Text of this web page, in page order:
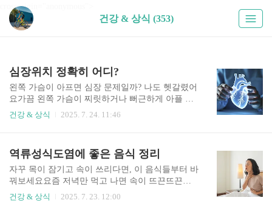
crossorigin="anonymous">
건강 & 상식 (353)
심장위치 정확히 어디?
왼쪽 가슴이 아프면 심장 문제일까? 나도 헷갈렸어
요가끔 왼쪽 가슴이 찌릿하거나 뻐근하게 아플 때,
저도 모르게 “혹시 심장에 문제 있는 거 아니야?”
내용, 심장위치가 정확히 어디인지부터 해서, 통증
이 생겼을 때 어디서 오는 신호인지까지 하나하나
정리해보려고 해요. 협심증 초기증상요즘은 날씨
도 덥고 습한 데다 스트레스도 많다 보니까, 가슴이
건강 & 상식 2025. 7. 24. 11:46
역류성식도염에 좋은 음식 정리
자꾸 목이 잠기고 속이 쓰리다면, 이 음식들부터 바
꿔보세요요즘 저녁만 먹고 나면 속이 뜨끈뜨끈하
게 올라오는 느낌, 혹시 그런 적 있으세요? 저는 요
건강 & 상식 2025. 7. 23. 12:00